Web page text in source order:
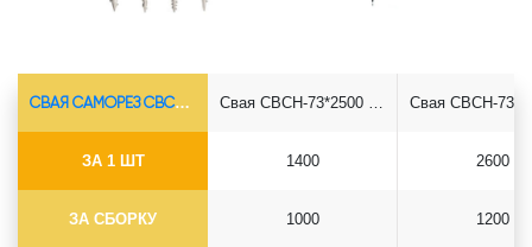
СВАЯ САМОРЕЗ СВСН-Ø73*5.5
ЗА 1 ШТ
ЗА СБОРКУ
1400
1000
2600
1200